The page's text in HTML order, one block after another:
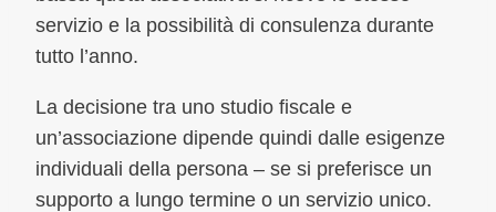
servizio e la possibilità di consulenza durante
tutto l’anno.
La decisione tra uno studio fiscale e
un’associazione dipende quindi dalle esigenze
individuali della persona – se si preferisce un
supporto a lungo termine o un servizio unico.